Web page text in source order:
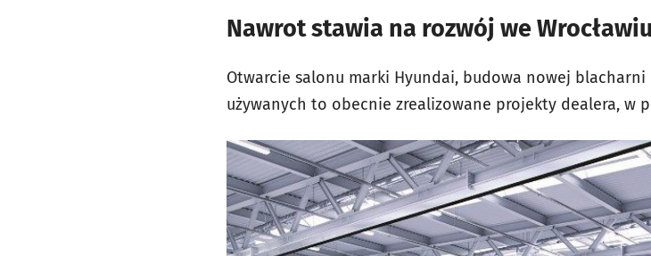
Nawrot stawia na rozwój we Wrocławiu
Otwarcie salonu marki Hyundai, budowa nowej
używanych to obecnie zrealizowane projekty dealera, w